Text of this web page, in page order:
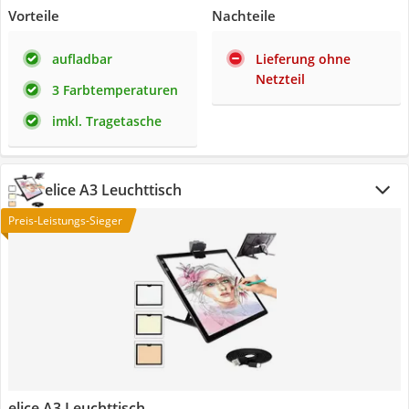
Vorteile
aufladbar
3 Farbtemperaturen
imkl. Tragetasche
Nachteile
Lieferung ohne
Netzteil
elice A3 Leuchttisch
Preis-Leistungs-Sieger